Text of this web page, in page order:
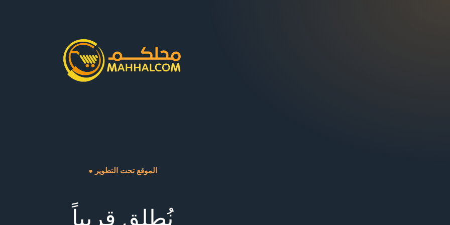
● الموقع تحت التطوير
نُطلق قريباً